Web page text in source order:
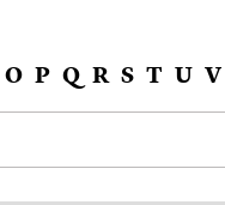
O P Q R S T U V